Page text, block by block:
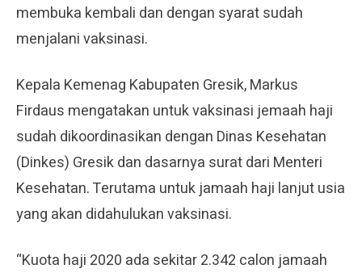
membuka kembali dan dengan syarat sudah
menjalani vaksinasi.
Kepala Kemenag Kabupaten Gresik, Markus
Firdaus mengatakan untuk vaksinasi jemaah haji
sudah dikoordinasikan dengan Dinas Kesehatan
(Dinkes) Gresik dan dasarnya surat dari Menteri
Kesehatan. Terutama untuk jamaah haji lanjut usia
yang akan didahulukan vaksinasi.
“Kuota haji 2020 ada sekitar 2.342 calon jamaah